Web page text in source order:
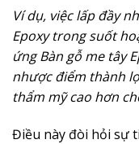
Ví dụ, việc lấp đầy
Epoxy trong suốt
ứng Bàn gỗ me tây
nhược điểm thành
thẩm mỹ cao hơn
Điều này đòi hỏi sự